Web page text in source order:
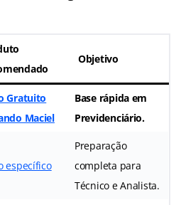
Objetivo
Gratuito
Maciel
Base rápida em
Previdenciário.
específico
Preparação
completa para
Técnico e Analista.